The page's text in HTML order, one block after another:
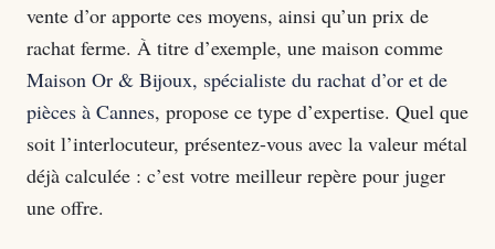
vente d’or apporte ces moyens, ainsi qu’un prix de
rachat ferme. À titre d’exemple, une maison comme
Maison Or & Bijoux, spécialiste du rachat d’or et de
pièces à Cannes, propose ce type d’expertise. Quel que
soit l’interlocuteur, présentez-vous avec la valeur métal
déjà calculée : c’est votre meilleur repère pour juger
une offre.